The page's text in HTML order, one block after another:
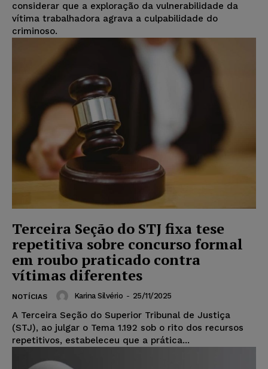
considerar que a exploração da vulnerabilidade da
vítima trabalhadora agrava a culpabilidade do
criminoso.
Terceira Seção do STJ fixa tese
repetitiva sobre concurso formal
em roubo praticado contra
vítimas diferentes
NOTÍCIAS Karina Silvério - 25/11/2025
A Terceira Seção do Superior Tribunal de Justiça
(STJ), ao julgar o Tema 1.192 sob o rito dos recursos
repetitivos, estabeleceu que a prática...